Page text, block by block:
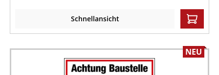
Schnellansicht
NEU